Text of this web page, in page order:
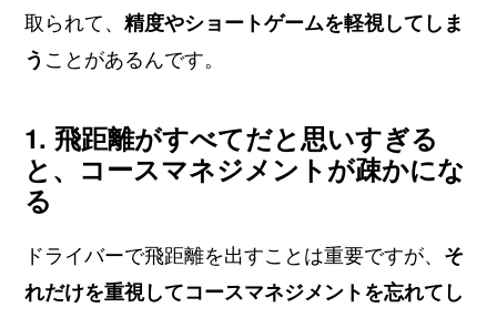
取られて、精度やショートゲームを軽視してしま
う ことがあるんです。
1. 飛距離がすべてだと思いすぎる
と、コースマネジメントが疎かにな
る
ドライバーで飛距離を出すことは重要ですが、 そ
れだけを重視してコースマネジメントを忘れてし